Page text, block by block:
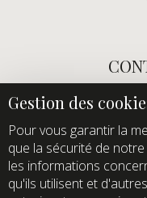
Tel :
Pour vous garantir la
que la sécurité de
les informations
qu'ils utilisent et